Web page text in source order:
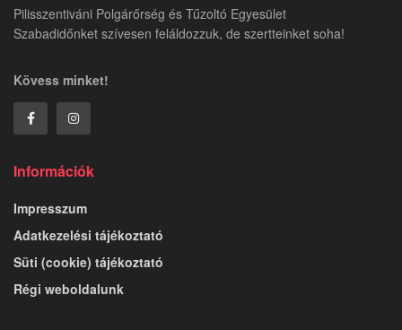
Pilisszentiváni Polgárőrség és Tűzoltó Egyesület
Szabadidőnket szívesen feláldozzuk, de szertteinket soha!
Kövess minket!
Információk
Impresszum
Adatkezelési tájékoztató
Süti (cookie) tájékoztató
Régi weboldalunk